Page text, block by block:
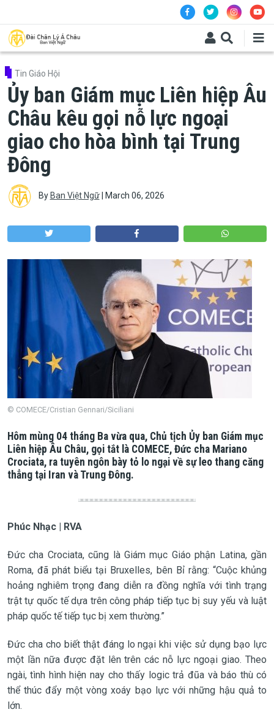
Tin Giáo Hội
Ủy ban Giám mục Liên hiệp Âu
Châu kêu gọi nỗ lực ngoại
giao cho hòa bình tại Trung
Đông
By Ban Việt Ngữ| March 06, 2026
© COMECE/Cristian Gennari/Siciliani
Hôm mùng 04 tháng Ba vừa qua, Chủ tịch Ủy ban Giám mục
Liên hiệp Âu Châu, gọi tắt là COMECE, Đức cha Mariano
Crociata, ra tuyên ngôn bày tỏ lo ngại về sự leo thang căng
thẳng tại Iran và Trung Đông.
Phúc Nhạc | RVA
Đức cha Crociata, cũng là Giám mục Giáo phận Latina, gần
Roma, đã phát biểu tại Bruxelles, bên Bỉ rằng: “Cuộc khủng
hoảng nghiêm trọng đang diễn ra đồng nghĩa với tình trạng
trật tự quốc tế dựa trên công pháp tiếp tục bị suy yếu và luật
pháp quốc tế tiếp tục bị xem thường.”
Đức cha cho biết thật đáng lo ngại khi việc sử dụng bạo lực
một lần nữa được đặt lên trên các nỗ lực ngoại giao. Theo
ngài, tình hình hiện nay cho thấy logic trả đũa và báo thù có
thể thúc đẩy một vòng xoáy bạo lực với những hậu quả to
lớn.